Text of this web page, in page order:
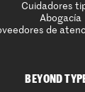
Cuidadores
Abogacía
de
BEYOND